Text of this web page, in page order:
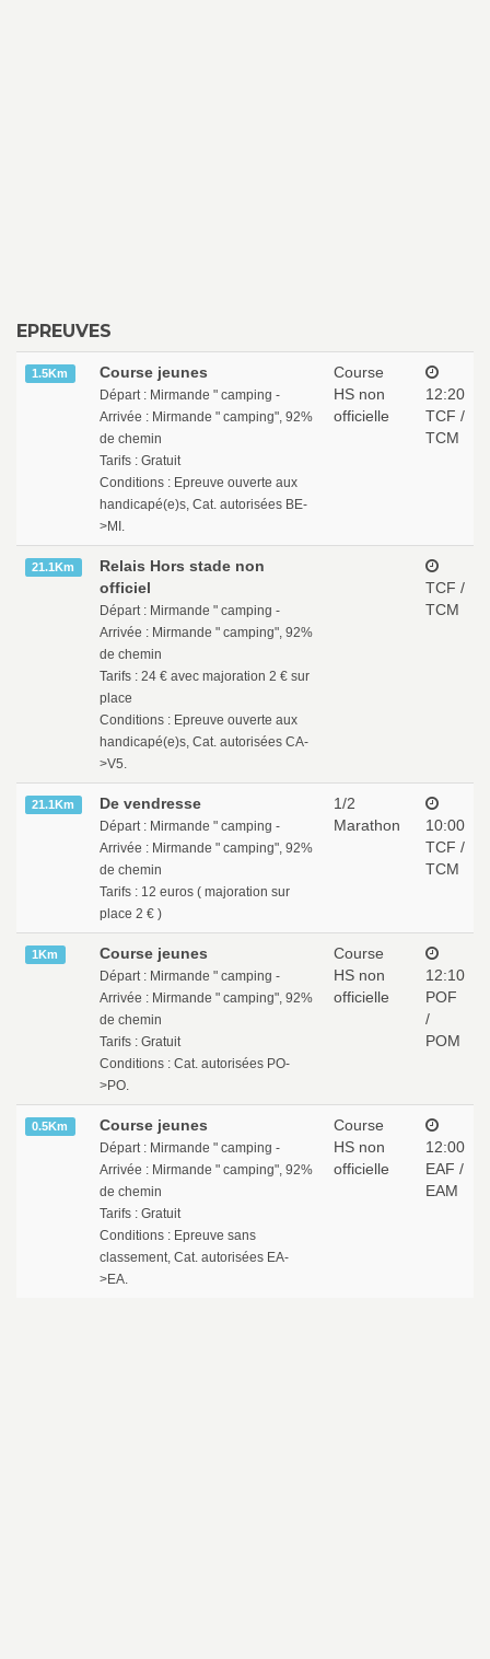
EPREUVES
1.5Km Course jeunes
Départ : Mirmande " camping -
Arrivée : Mirmande " camping", 92%
de chemin
Tarifs : Gratuit
Conditions : Epreuve ouverte aux
handicapé(e)s, Cat. autorisées BE-
>MI.
Course
HS non
officielle
12:20
TCF /
TCM
21.1Km
Relais Hors stade non
officiel
Départ : Mirmande " camping -
Arrivée : Mirmande " camping", 92%
de chemin
Tarifs : 24 € avec majoration 2 € sur
place
Conditions : Epreuve ouverte aux
handicapé(e)s, Cat. autorisées CA-
>V5.
TCF /
TCM
21.1Km De vendresse
Départ : Mirmande " camping -
Arrivée : Mirmande " camping", 92%
de chemin
Tarifs : 12 euros ( majoration sur
place 2 € )
1/2
Marathon
10:00
TCF /
TCM
1Km Course jeunes
Départ : Mirmande " camping -
Arrivée : Mirmande " camping", 92%
de chemin
Tarifs : Gratuit
Conditions : Cat. autorisées PO-
>PO.
Course
HS non
officielle
12:10
POF
/
POM
0.5Km Course jeunes
Départ : Mirmande " camping -
Arrivée : Mirmande " camping", 92%
de chemin
Tarifs : Gratuit
Conditions : Epreuve sans
classement, Cat. autorisées EA-
>EA.
Course
HS non
officielle
12:00
EAF /
EAM